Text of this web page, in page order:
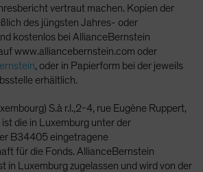
vertraut machen. Kopien der
des jüngsten Jahres- oder
kostenlos bei AllianceBernstein
www.alliancebernstein.com oder
, oder in Papierform bei der jeweils
erhältlich.
S.à r.l.,2-4, rue Eugène Ruppert,
die in Luxemburg unter der
B34405 eingetragene
für die Fonds. AllianceBernstein
in Luxemburg zugelassen und wird von der